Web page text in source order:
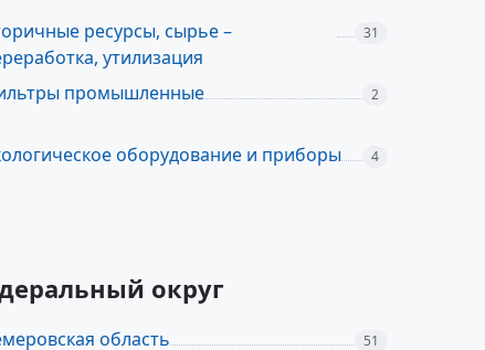
ресурсы, сырье –
утилизация
31
промышленные 2
оборудование и приборы 4
округ
область 51